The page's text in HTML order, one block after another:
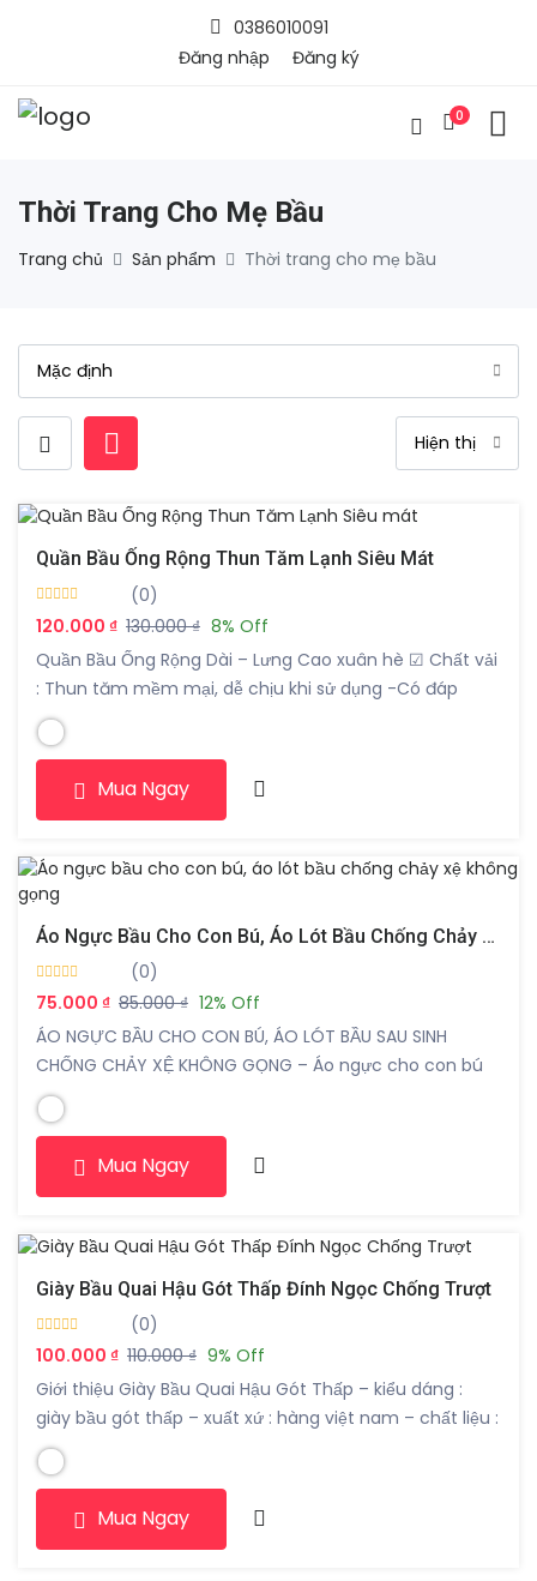
0386010091
Đăng nhập
Đăng ký
0
Thời Trang Cho Mẹ Bầu
Trang chủ Sản phẩm Thời trang cho mẹ bầu
Quần Bầu Ống Rộng Thun Tăm Lạnh Siêu Mát
(0)
120.000 ₫ 130.000 ₫ 8% Off
Quần Bầu Ống Rộng Dài – Lưng Cao xuân hè ☑ Chất vải
: Thun tăm mềm mại, dễ chịu khi sử dụng -Có đáp
bụng và chun chỉnh ☑ Màu sắc : Sản phẩm có các
màu sắc như hình. ☑ Kiểu dáng: Trẻ trung, hiện đại, hợp
Mua Ngay
Áo Ngực Bầu Cho Con Bú, Áo Lót Bầu Chống Chảy Xệ Không Gọng
(0)
75.000 ₫ 85.000 ₫ 12% Off
ÁO NGỰC BẦU CHO CON BÚ, ÁO LÓT BẦU SAU SINH
CHỐNG CHẢY XỆ KHÔNG GỌNG – Áo ngực cho con bú
là “phụ kiện” dường như không thể thiếu cho mỗi bà
bầu và mẹ sau sinh để tiện cho bé bú sữa và giữ hình
dáng ngực hoàn hảo, giúp mẹ luôn cảm […]
Mua Ngay
Giày Bầu Quai Hậu Gót Thấp Đính Ngọc Chống Trượt
(0)
100.000 ₫ 110.000 ₫ 9% Off
Giới thiệu Giày Bầu Quai Hậu Gót Thấp – kiểu dáng :
giày bầu gót thấp – xuất xứ : hàng việt nam – chất liệu :
da – màu sắc : đen / trắng – họa tiết : trơn – form : 35-
39
Mua Ngay